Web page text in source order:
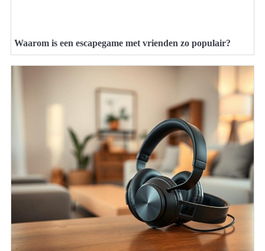
Waarom is een escapegame met vrienden zo populair?